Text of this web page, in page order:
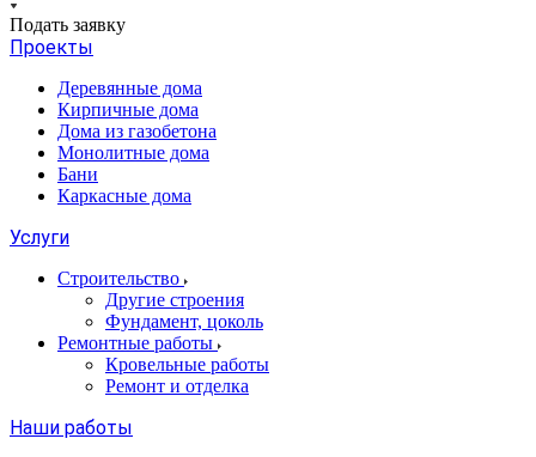
Подать заявку
Проекты
Деревянные дома
Кирпичные дома
Дома из газобетона
Монолитные дома
Бани
Каркасные дома
Услуги
Строительство
Другие строения
Фундамент, цоколь
Ремонтные работы
Кровельные работы
Ремонт и отделка
Наши работы